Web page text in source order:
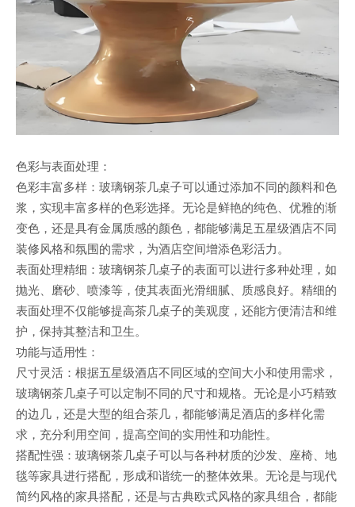
色彩与表面处理：
色彩丰富多样：玻璃钢茶几桌子可以通过添加不同的颜料和色
浆，实现丰富多样的色彩选择。无论是鲜艳的纯色、优雅的渐
变色，还是具有金属质感的颜色，都能够满足五星级酒店不同
装修风格和氛围的需求，为酒店空间增添色彩活力。
表面处理精细：玻璃钢茶几桌子的表面可以进行多种处理，如
抛光、磨砂、喷漆等，使其表面光滑细腻、质感良好。精细的
表面处理不仅能够提高茶几桌子的美观度，还能方便清洁和维
护，保持其整洁和卫生。
功能与适用性：
尺寸灵活：根据五星级酒店不同区域的空间大小和使用需求，
玻璃钢茶几桌子可以定制不同的尺寸和规格。无论是小巧精致
的边几，还是大型的组合茶几，都能够满足酒店的多样化需
求，充分利用空间，提高空间的实用性和功能性。
搭配性强：玻璃钢茶几桌子可以与各种材质的沙发、座椅、地
毯等家具进行搭配，形成和谐统一的整体效果。无论是与现代
简约风格的家具搭配，还是与古典欧式风格的家具组合，都能